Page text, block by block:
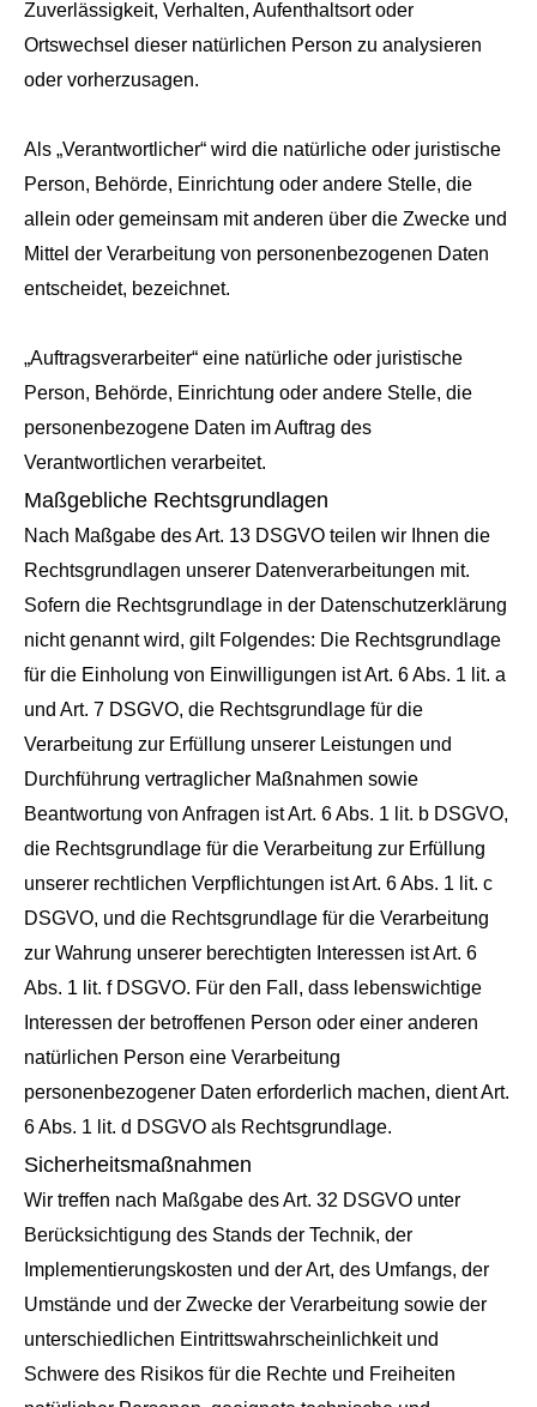
Zuverlässigkeit, Verhalten, Aufenthaltsort oder
Ortswechsel dieser natürlichen Person zu analysieren
oder vorherzusagen.
Als „Verantwortlicher“ wird die natürliche oder juristische
Person, Behörde, Einrichtung oder andere Stelle, die
allein oder gemeinsam mit anderen über die Zwecke und
Mittel der Verarbeitung von personenbezogenen Daten
entscheidet, bezeichnet.
„Auftragsverarbeiter“ eine natürliche oder juristische
Person, Behörde, Einrichtung oder andere Stelle, die
personenbezogene Daten im Auftrag des
Verantwortlichen verarbeitet.
Maßgebliche Rechtsgrundlagen
Nach Maßgabe des Art. 13 DSGVO teilen wir Ihnen die
Rechtsgrundlagen unserer Datenverarbeitungen mit.
Sofern die Rechtsgrundlage in der Datenschutzerklärung
nicht genannt wird, gilt Folgendes: Die Rechtsgrundlage
für die Einholung von Einwilligungen ist Art. 6 Abs. 1 lit. a
und Art. 7 DSGVO, die Rechtsgrundlage für die
Verarbeitung zur Erfüllung unserer Leistungen und
Durchführung vertraglicher Maßnahmen sowie
Beantwortung von Anfragen ist Art. 6 Abs. 1 lit. b DSGVO,
die Rechtsgrundlage für die Verarbeitung zur Erfüllung
unserer rechtlichen Verpflichtungen ist Art. 6 Abs. 1 lit. c
DSGVO, und die Rechtsgrundlage für die Verarbeitung
zur Wahrung unserer berechtigten Interessen ist Art. 6
Abs. 1 lit. f DSGVO. Für den Fall, dass lebenswichtige
Interessen der betroffenen Person oder einer anderen
natürlichen Person eine Verarbeitung
personenbezogener Daten erforderlich machen, dient Art.
6 Abs. 1 lit. d DSGVO als Rechtsgrundlage.
Sicherheitsmaßnahmen
Wir treffen nach Maßgabe des Art. 32 DSGVO unter
Berücksichtigung des Stands der Technik, der
Implementierungskosten und der Art, des Umfangs, der
Umstände und der Zwecke der Verarbeitung sowie der
unterschiedlichen Eintrittswahrscheinlichkeit und
Schwere des Risikos für die Rechte und Freiheiten